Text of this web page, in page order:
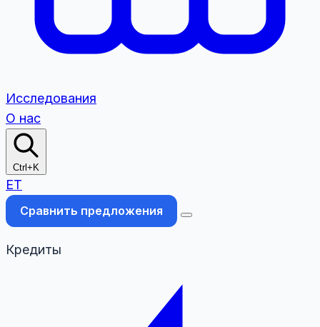
Исследования
О нас
Ctrl+K
ET
Сравнить предложения
Кредиты